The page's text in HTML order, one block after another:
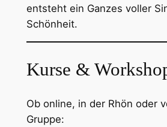
entsteht ein Ganzes voller
Schönheit.
Kurse &
Ob online, in der Rhön oder
Gruppe: